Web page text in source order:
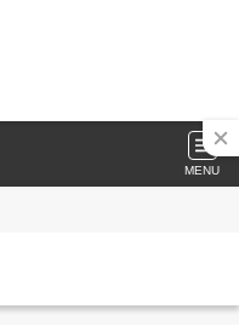
MENU